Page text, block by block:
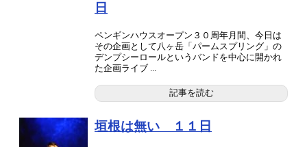
日
ペンギンハウスオープン３０周年月間、今日は
その企画として八ヶ岳「パームスプリング」の
デンプシーロールというバンドを中心に開かれ
た企画ライブ ...
記事を読む
垣根は無い １１日